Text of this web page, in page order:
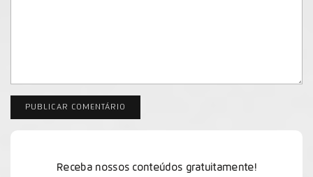
Receba nossos conteúdos gratuitamente!